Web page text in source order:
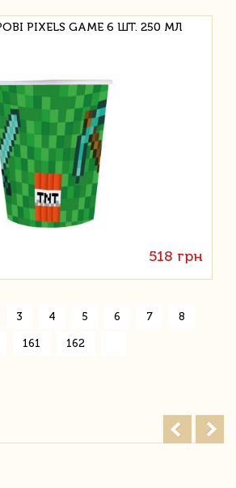
PIXELS GAME 6 ШТ. 250 МЛ
518 грн
3 4 5 6 7 8
161 162